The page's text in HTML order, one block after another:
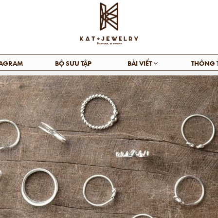
BỘ SƯU TẬP BÀI VIẾT THÔNG